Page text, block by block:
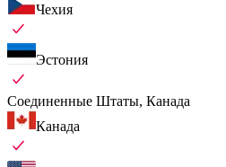
Чехия
Эстония
Соединенные Штаты, Канада
Канада